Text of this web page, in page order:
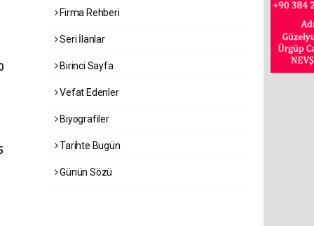
Firma Rehberi
Seri İlanlar
Birinci Sayfa
Vefat Edenler
Biyografiler
Tarihte Bugün
Günün Sözü